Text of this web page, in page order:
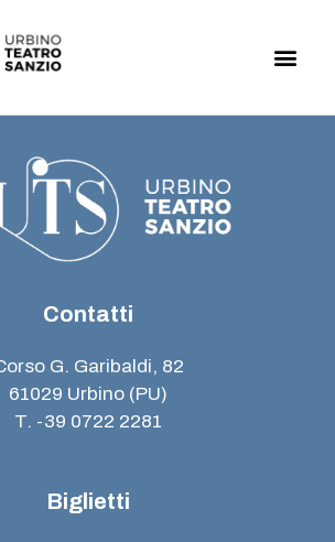
Contatti
G. Garibaldi, 82
61029 Urbino (PU)
T. -39 0722 2281
Biglietti